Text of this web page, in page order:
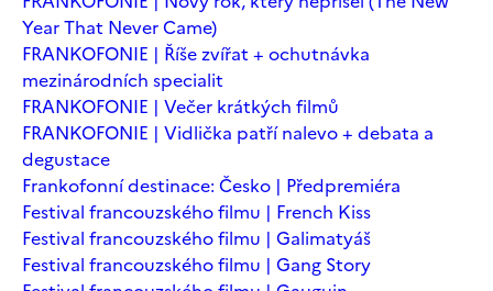
Year That Never Came)
FRANKOFONIE | Říše zvířat + ochutnávka
mezinárodních specialit
FRANKOFONIE | Večer krátkých filmů
FRANKOFONIE | Vidlička patří nalevo + debata a
degustace
Frankofonní destinace: Česko | Předpremiéra
Festival francouzského filmu | French Kiss
Festival francouzského filmu | Galimatyáš
Festival francouzského filmu | Gang Story